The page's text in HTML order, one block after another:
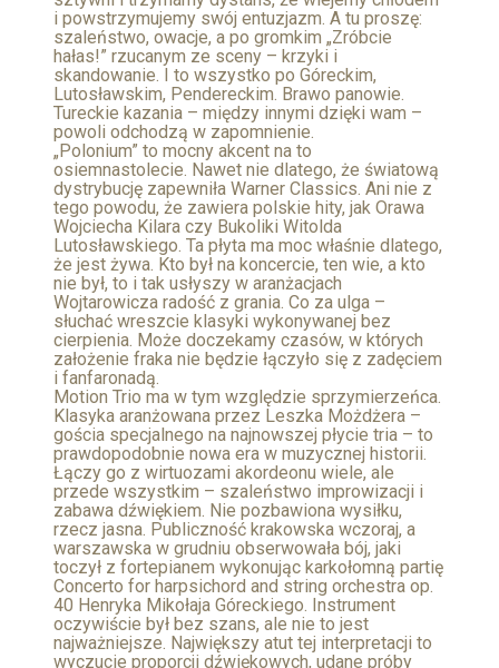
i powstrzymujemy swój entuzjazm. A tu proszę:
szaleństwo, owacje, a po gromkim „Zróbcie
hałas!” rzucanym ze sceny – krzyki i
skandowanie. I to wszystko po Góreckim,
Lutosławskim, Pendereckim. Brawo panowie.
Tureckie kazania – między innymi dzięki wam –
powoli odchodzą w zapomnienie.
„Polonium” to mocny akcent na to
osiemnastolecie. Nawet nie dlatego, że światową
dystrybucję zapewniła Warner Classics. Ani nie z
tego powodu, że zawiera polskie hity, jak Orawa
Wojciecha Kilara czy Bukoliki Witolda
Lutosławskiego. Ta płyta ma moc właśnie dlatego,
że jest żywa. Kto był na koncercie, ten wie, a kto
nie był, to i tak usłyszy w aranżacjach
Wojtarowicza radość z grania. Co za ulga –
słuchać wreszcie klasyki wykonywanej bez
cierpienia. Może doczekamy czasów, w których
założenie fraka nie będzie łączyło się z zadęciem
i fanfaronadą.
Motion Trio ma w tym względzie sprzymierzeńca.
Klasyka aranżowana przez Leszka Możdżera –
gościa specjalnego na najnowszej płycie tria – to
prawdopodobnie nowa era w muzycznej historii.
Łączy go z wirtuozami akordeonu wiele, ale
przede wszystkim – szaleństwo improwizacji i
zabawa dźwiękiem. Nie pozbawiona wysiłku,
rzecz jasna. Publiczność krakowska wczoraj, a
warszawska w grudniu obserwowała bój, jaki
toczył z fortepianem wykonując karkołomną partię
Concerto for harpsichord and string orchestra op.
40 Henryka Mikołaja Góreckiego. Instrument
oczywiście był bez szans, ale nie to jest
najważniejsze. Największy atut tej interpretacji to
wyczucie proporcji dźwiękowych, udane próby